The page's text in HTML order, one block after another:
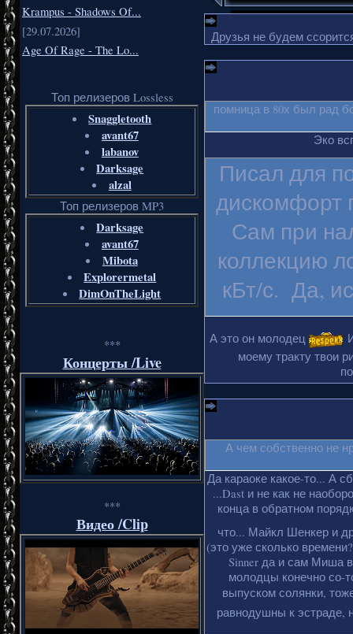
Krampus - Shadows Of...
[29.07.2026]
Age Of Rage - The Lo...
Топ релизеров Lossless
Snaggletooth
avant67
labanov
Darksage
alzal
Топ релизеров MP3
Darksage
avant67
Mibota
Explorermetal
DimOnTheLight
***
Концерты /Live
***
Видео /Clip
Друзья не будем
помница в 80х был рад
Эко
Писал для
дискомфорт
Сам при
коллекцию
кБт/с. Да,
А это он молодец
моему тракту твои
А чем собственно не
Да караоке какое-то... А
...Dast и не как не
конца в обратном
что... Майкл Шенкер и
(это уже сколько
Sinner да и сам Миша
молодцы конечно со-
выпуском солянки,
равнодушны к эстраде,